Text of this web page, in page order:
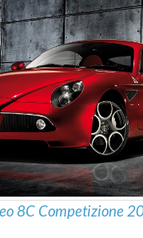
8C Competizione